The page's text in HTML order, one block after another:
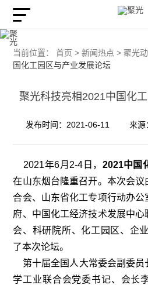
当前位置： 首页 > 新闻热点 > 聚光
国化工园区与产业发展论坛
聚光科技亮相2021中国化
发布时间：2021-06-11 来源
2021年6月2-4日， 2021中国
在山东烟台隆重召开。本次会
合会、山东省化工专项行动办
府、中国化工经济技术发展中
会、科研院所、化工园区、企
了本次论坛。
第十届全国人大常委会副委员
学工业联合会党委书记、会长